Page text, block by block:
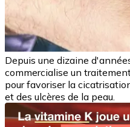
Depuis une dizaine
commercialise un
pour favoriser la
et des ulcères de la peau.